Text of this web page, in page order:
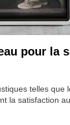
pour la
telles que
la satisfaction